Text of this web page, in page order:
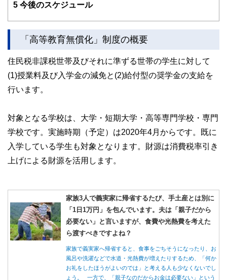
5 今後のスケジュール
「高等教育無償化」制度の概要
住民税非課税世帯及びそれに準ずる世帯の学生に対して
(1)授業料及び入学金の減免と(2)給付型の奨学金の支給を
行います。
対象となる学校は、大学・短期大学・高等専門学校・専門
学校です。実施時期（予定）は2020年4月からです。既に
入学している学生も対象となります。財源は消費税率引き
上げによる財源を活用します。
家族3人で義実家に帰省するたび、手土産とは別に
「1日1万円」を包んでいます。夫は「親子だから
必要ない」と言いますが、食費や光熱費を考えた
ら渡すべきですよね？
家族で義実家へ帰省すると、食事をごちそうになったり、お
風呂や洗濯などで水道・光熱費が増えたりするため、「何か
お礼をしたほうがよいのでは」と考える人も少なくないでし
ょう。 一方で、「親子なのだからお金は必要ない」という